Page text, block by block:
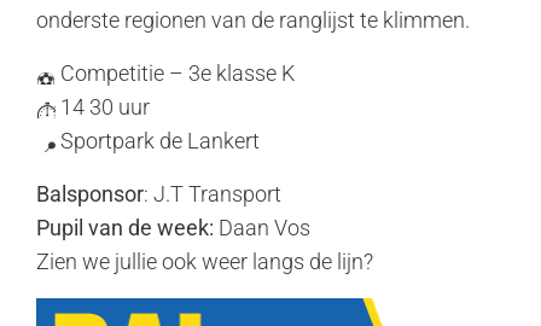
onderste regionen van de ranglijst te klimmen.
Competitie – 3e klasse K
14 30 uur
Sportpark de Lankert
Balsponsor: J.T Transport
Pupil van de week: Daan Vos
Zien we jullie ook weer langs de lijn?